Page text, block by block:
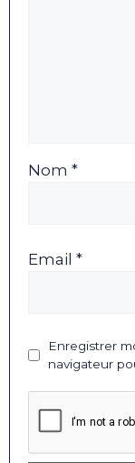
Nom *
Email *
Enregistrer
navigateur